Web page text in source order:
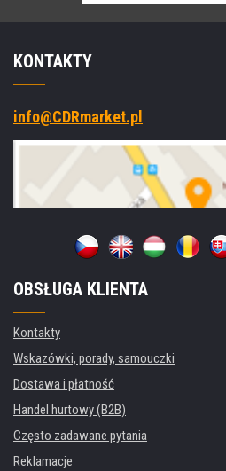
KONTAKTY
info@CDRmarket.pl
OBSŁUGA KLIENTA
Kontakty
Wskazówki, porady, samouczki
Dostawa i płatność
Handel hurtowy (B2B)
Często zadawane pytania
Reklamacje